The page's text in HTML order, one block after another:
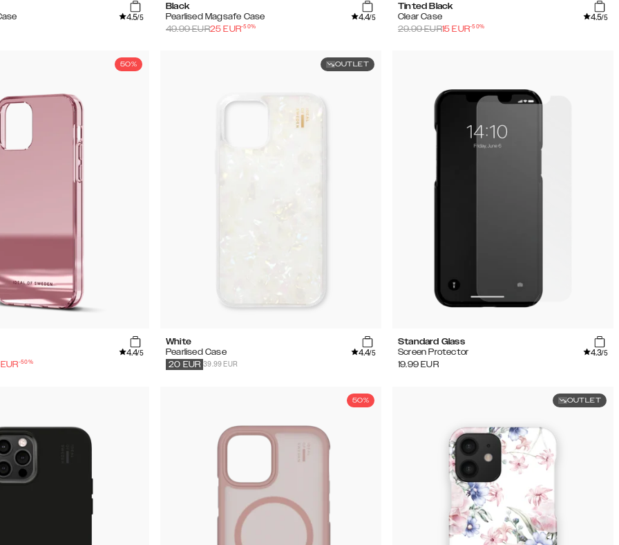
4.5/5
Black
Pearlised Magsafe Case
4.4/5
49.99EUR25 EUR-50%
Tinted Black
Clear Case
4.5/5
29.99EUR15 EUR-50%
50%
4.4/5
EUR-50%
OUTLET
White
Pearlised Case
4.4/5
39.99 EUR
20 EUR
Standard Glass
Screen Protector
4.3/5
19.99 EUR
50% OUTLET